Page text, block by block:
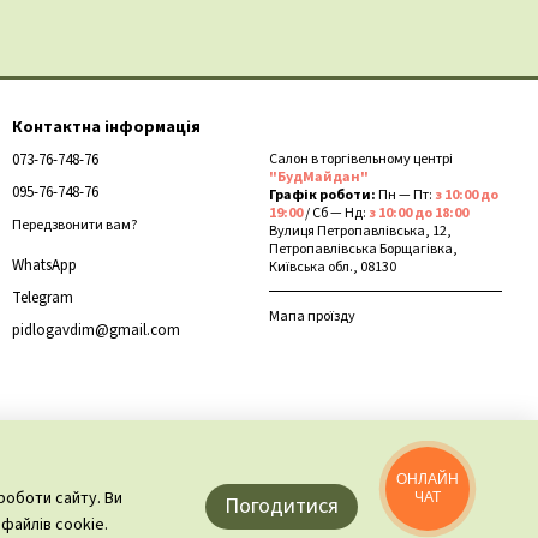
Контактна інформація
073-76-748-76
095-76-748-76
Передзвонити вам?
WhatsApp
Telegram
pidlogavdim@gmail.com
Салон в торгівельному центрі
"БудМайдан"
Графік роботи:Пн — Пт: з 10:00 до
19:00/ Сб — Нд: з 10:00 до 18:00
Вулиця Петропавлівська, 12,
Петропавлівська Борщагівка,
Київська обл., 08130
Мапа проїзду
сайту. Ви
cookie.
Погодитися
ОНЛАЙН
ЧАТ